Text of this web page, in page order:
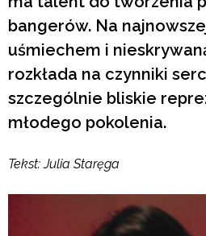
bangerów. Na
uśmiechem i
rozkłada na czynniki
szczególnie bliskie
młodego pokolenia.
Tekst: Julia Staręga